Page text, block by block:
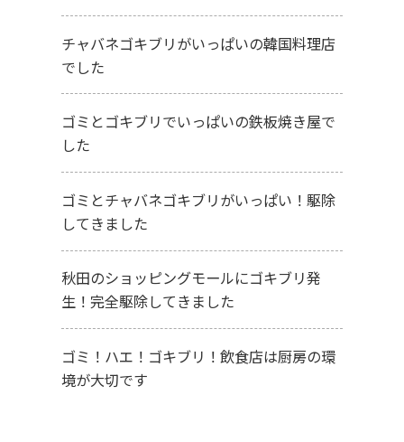
チャバネゴキブリがいっぱいの韓国料理店
でした
ゴミとゴキブリでいっぱいの鉄板焼き屋で
した
ゴミとチャバネゴキブリがいっぱい！駆除
してきました
秋田のショッピングモールにゴキブリ発
生！完全駆除してきました
ゴミ！ハエ！ゴキブリ！飲食店は厨房の環
境が大切です